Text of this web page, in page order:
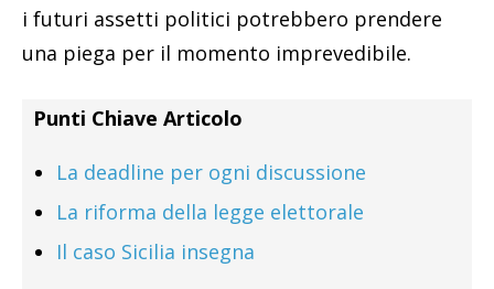
i futuri assetti politici potrebbero prendere
una piega per il momento imprevedibile.
Punti Chiave Articolo
La deadline per ogni discussione
La riforma della legge elettorale
Il caso Sicilia insegna